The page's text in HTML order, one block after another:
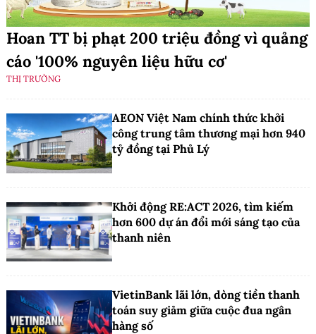
Hoan TT bị phạt 200 triệu đồng vì quảng
cáo '100% nguyên liệu hữu cơ'
THỊ TRƯỜNG
AEON Việt Nam chính thức khởi
công trung tâm thương mại hơn 940
tỷ đồng tại Phủ Lý
Khởi động RE:ACT 2026, tìm kiếm
hơn 600 dự án đổi mới sáng tạo của
thanh niên
VietinBank lãi lớn, dòng tiền thanh
toán suy giảm giữa cuộc đua ngân
hàng số